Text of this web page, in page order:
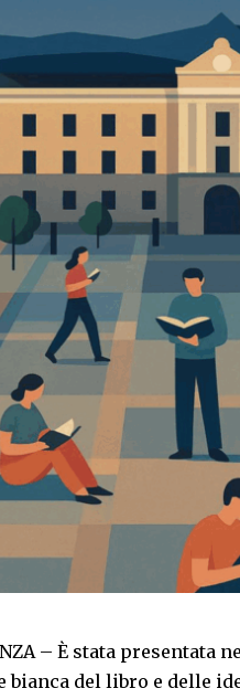
– È stata presentata
bianca del libro e delle